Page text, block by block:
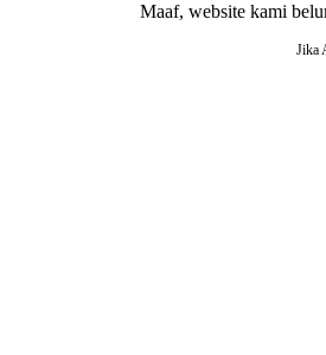
Maaf, website kami
Jika